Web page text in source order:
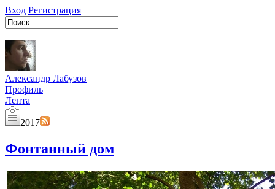
Вход Регистрация
Александр Лабузов
Профиль
Лента
2017
Фонтанный дом